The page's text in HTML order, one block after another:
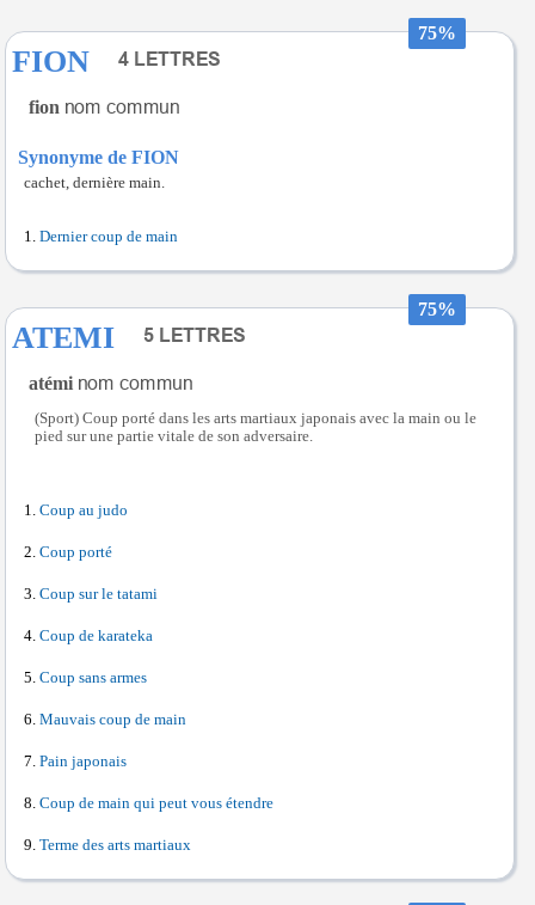
75%
FION
fion
Synonyme de FION
cachet, dernière main.
Dernier coup de main
75%
ATEMI
atémi
(Sport) Coup porté dans les arts martiaux japonais avec la main ou le
pied sur une partie vitale de son adversaire.
Coup au judo
Coup porté
Coup sur le tatami
Coup de karateka
Coup sans armes
Mauvais coup de main
Pain japonais
Coup de main qui peut vous étendre
Terme des arts martiaux